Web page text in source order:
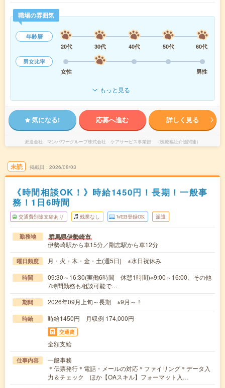
職場の雰囲気
年齢層
20代
30代 40代 50代
60代
男女比率
女性
男性
もっと見る
気になる! 応募へ進む 詳しく見る
派遣会社 マンパワーグループ株式会社 ケアサービス事業部 （医療福祉介護関連）
未読 掲載日 2026/08/03
《時間相談OK！》時給1450円！長期！一般事
務！1日6時間
交通費別途支給あり 残業なし WEB登録OK 派遣
勤務地 群馬県伊勢崎市
伊勢崎駅から車15分／剛志駅から車12分
曜日頻度 月・火・木・金・土(週5日) ※水日祝休み
時間
09:30～16:30(実働6時間 休憩1時間)※9:00～16:00、その他
7時間勤務も相談可能で…
期間 2026年09月上旬～長期 ※9月～！
時給 時給1450円 月収例 174,000円
交通費
全額支給
仕事内容
一般事務
＊伝票発行＊電話・メールの対応＊ファイリング＊データ入
力＆チェック ほか【OAスキル】フォーマット入…